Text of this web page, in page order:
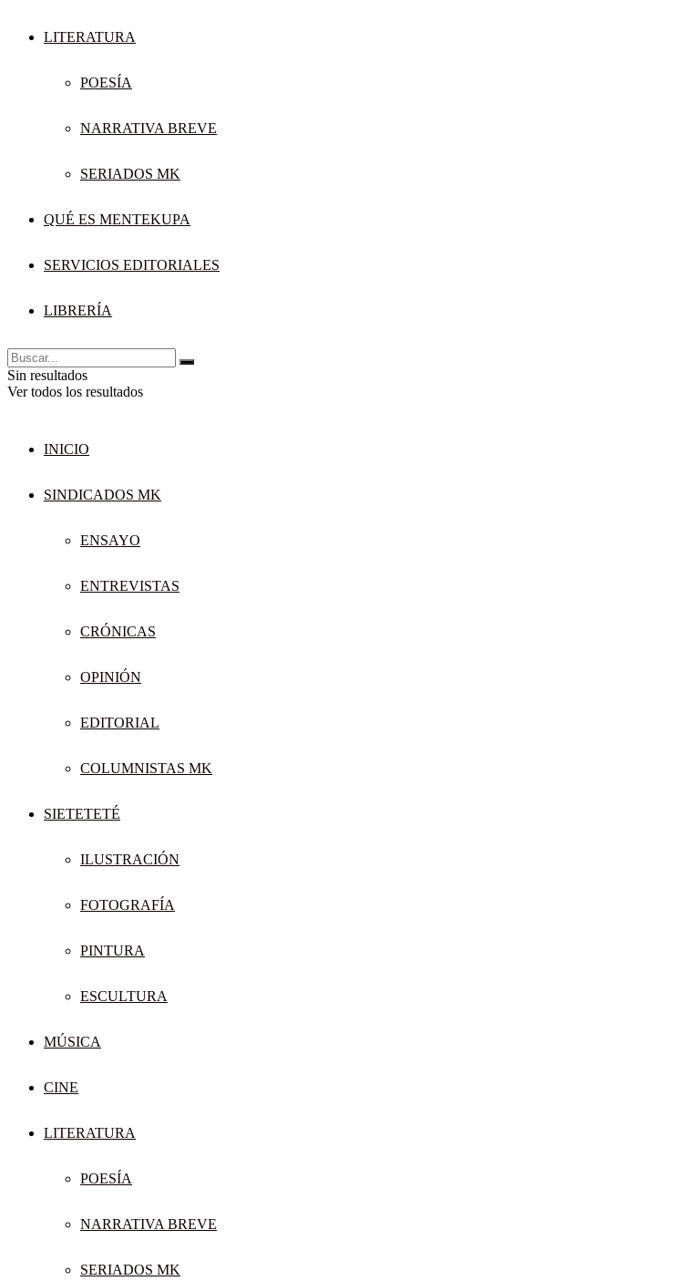
LITERATURA
POESÍA
NARRATIVA BREVE
SERIADOS MK
QUÉ ES MENTEKUPA
SERVICIOS EDITORIALES
LIBRERÍA
Sin resultados
Ver todos los resultados
INICIO
SINDICADOS MK
ENSAYO
ENTREVISTAS
CRÓNICAS
OPINIÓN
EDITORIAL
COLUMNISTAS MK
SIETETETÉ
ILUSTRACIÓN
FOTOGRAFÍA
PINTURA
ESCULTURA
MÚSICA
CINE
LITERATURA
POESÍA
NARRATIVA BREVE
SERIADOS MK